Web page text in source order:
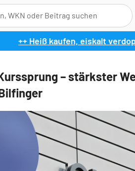
++ Heiß kaufen, eiskalt
– stärkster